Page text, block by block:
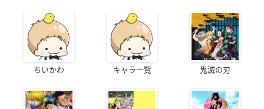
ちいかわ キャラ一覧 鬼滅の刃